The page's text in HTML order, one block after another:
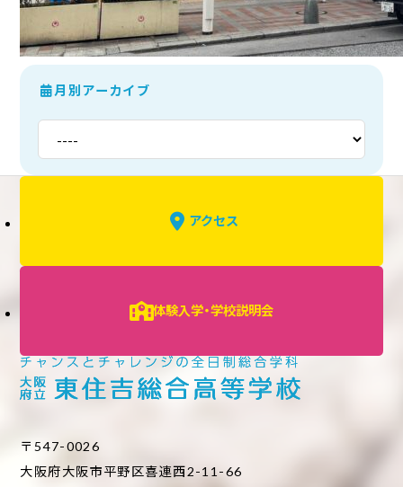
月別アーカイブ
アクセス
体験入学・学校説明会
〒547-0026
大阪府大阪市平野区喜連西2-11-66